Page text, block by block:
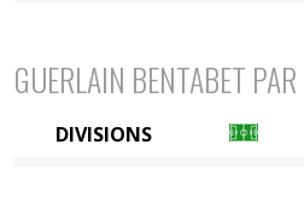
GUERLAIN BENTABET
DIVISIONS